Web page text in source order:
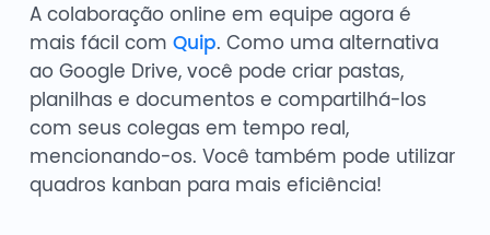
A colaboração online em equipe agora é
mais fácil com Quip. Como uma alternativa
ao Google Drive, você pode criar pastas,
planilhas e documentos e compartilhá-los
com seus colegas em tempo real,
mencionando-os. Você também pode utilizar
quadros kanban para mais eficiência!